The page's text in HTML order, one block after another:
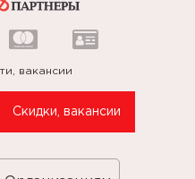
вакансии